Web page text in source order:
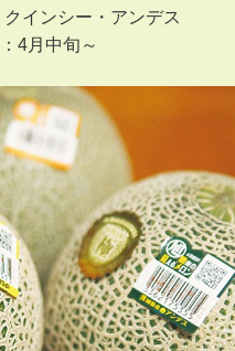
インシー・アンデス
4月中旬～